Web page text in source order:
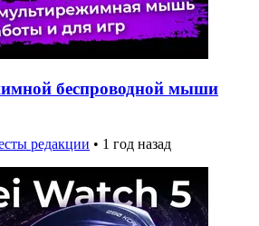
беспроводной мыши
редакции • 1 год назад